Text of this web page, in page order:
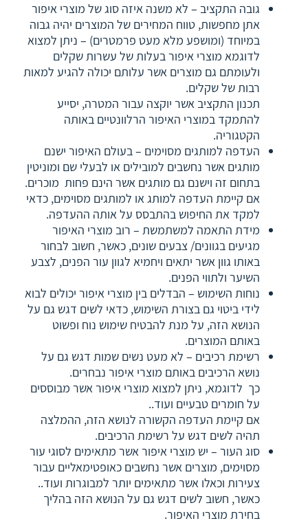
גובה התקציב – לא משנה איזה סוג של מוצרי איפור
אתן מחפשות, טווח המחירים של המוצרים יהיה גבוה
במיוחד (ומושפע מלא מעט פרמטרים) – ניתן למצוא
לדוגמא מוצרי איפור בעלות של עשרות שקלים
ולעומתם גם מוצרים אשר עלותם יכולה להגיע למאות
רבות של שקלים.
תכנון התקציב אשר יוקצה עבור המטרה, יסייע
להתמקד במוצרי האיפור הרלוונטיים באותה
הקטגוריה.
העדפה למותגים מסוימים – בעולם האיפור ישנם
מותגים אשר נחשבים למובילים או לבעלי שם ומוניטין
בתחום זה וישנם גם מותגים אשר הינם פחות מוכרים.
אם קיימת העדפה למותג או למותגים מסוימים, כדאי
למקד את החיפוש בהתבסס על אותה ההעדפה.
מידת התאמה למשתמשת – רוב מוצרי האיפור
מגיעים בגוונים/ צבעים שונים, כאשר, חשוב לבחור
באותו גוון אשר יתאים ויחמיא לגוון עור הפנים, לצבע
השיער ולתווי הפנים.
נוחות השימוש – הבדלים בין מוצרי איפור יכולים לבוא
לידי ביטוי גם בצורת השימוש, כדאי לשים דגש גם על
הנושא הזה, על מנת להבטיח שימוש נוח ופשוט
באותם המוצרים.
רשימת רכיבים – לא מעט נשים שמות דגש גם על
נושא הרכיבים באותם מוצרי איפור נבחרים.
כך לדוגמא, ניתן למצוא מוצרי איפור אשר מבוססים
על חומרים טבעיים ועוד..
אם קיימת העדפה הקשורה לנושא הזה, ההמלצה
תהיה לשים דגש על רשימת הרכיבים.
סוג העור – יש מוצרי איפור אשר מתאימים לסוגי עור
מסוימים, מוצרים אשר נחשבים כאופטימאליים עבור
צעירות וכאלו אשר מתאימים יותר למבוגרות ועוד..
כאשר, חשוב לשים דגש גם על הנושא הזה בהליך
בחירת מוצרי האיפור.